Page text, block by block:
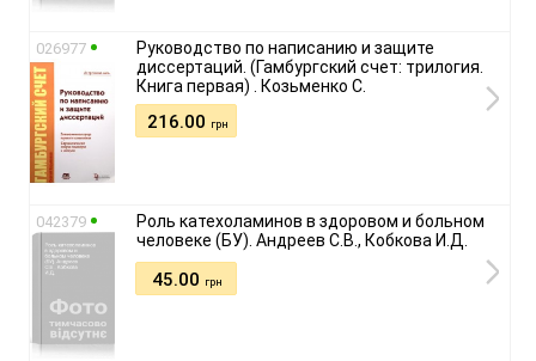
026977
Руководство по написанию и защите
диссертаций. (Гамбургский счет: трилогия.
Книга первая) . Козьменко С.
216.00 грн
042379
Роль катехоламинов в здоровом и больном
человеке (БУ). Андреев С.В., Кобкова И.Д.
45.00 грн